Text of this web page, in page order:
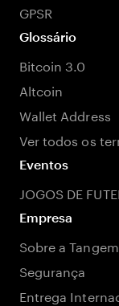
GPSR
Glossário
Bitcoin 3.0
Altcoin
Wallet Address
Ver todos os
Eventos
JOGOS DE
Empresa
Sobre a Tangem
Segurança
Entrega